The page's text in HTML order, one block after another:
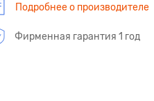
Подробнее о производителе
Фирменная гарантия 1 год